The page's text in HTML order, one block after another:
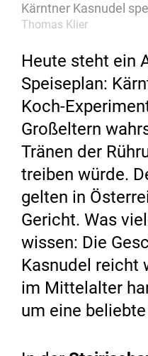
Kärntner Kasnudel
Thomas Klier
Heute steht ein
Speiseplan:
Koch-
Großeltern
Tränen der
treiben würde.
gelten in
Gericht. Was
wissen: Die
Kasnudel reicht
im Mittelalter
um eine